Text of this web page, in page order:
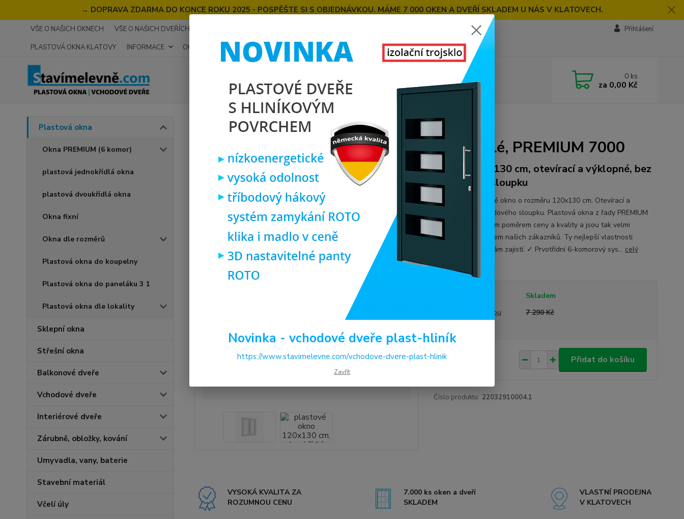
→ DOPRAVA ZDARMA DO KONCE ROKU 2025 - POSPĚŠTE SI S OBJEDNÁVKOU. MÁME 7 000 OKEN A DVEŘÍ SKLADEM U NÁS V KLATOVECH.
VŠE O NAŠICH OKNECH VŠE O NAŠICH DVEŘÍCH
PLASTOVÁ OKNA KLATOVY
INFORMACE OKNA NA MÍRU KONTAKT O NÁS
Přihlášení
0 ks
za 0,00 Kč
Plastová okna
Okna PREMIUM (6 komor)
plastová jednokřídlá okna
plastová dvoukřídlá okna
Okna fixní
Okna dle rozměrů
Plastová okna do koupelny
Plastová okna do paneláku 3 1
Plastová okna dle lokality
Sklepní okna
Střešní okna
Balkonové dveře
Vchodové dveře
Interiérové dveře
Zárubně, obložky, kování
Umyvadla, vany, baterie
Stavební materiál
Včelí úly
Plastová okna plastové okno 120x130 cm, dvoukřídlé, bílé, PREMIUM 7000
plastové okno 120x130 cm, dvoukřídlé, bílé, PREMIUM 7000
Doprava ZDARMA
rozměr 120x130 cm, otevírací a výklopné, bez
středového sloupku
Dvoukřídlé plastové okno o rozměru 120x130 cm. Otevírací a
výklopné, bez středového sloupku. Plastová okna z řady PREMIUM
se vyznačují skvělým poměrem ceny a kvality a jsou tak velmi
oblíbeným produktem našich zákazníků. Ty nejlepší vlastnosti
plastového okna vám zajistí: ✓ Prvotřídní 6-komorový sys... celý
Skladem
Cena před slevou
7 290 Kč
6 690 Kč Přidat do košíku
Číslo produktu: 22032910004.1
VYSOKÁ KVALITA ZA
ROZUMNOU CENU
7.000 ks oken a dveří
SKLADEM
VLASTNÍ PRODEJNA
V KLATOVECH
Novinka - vchodové dveře plast-hliník
https://www.stavimelevne.com/vchodove-dvere-plast-hlinik
Zavřít